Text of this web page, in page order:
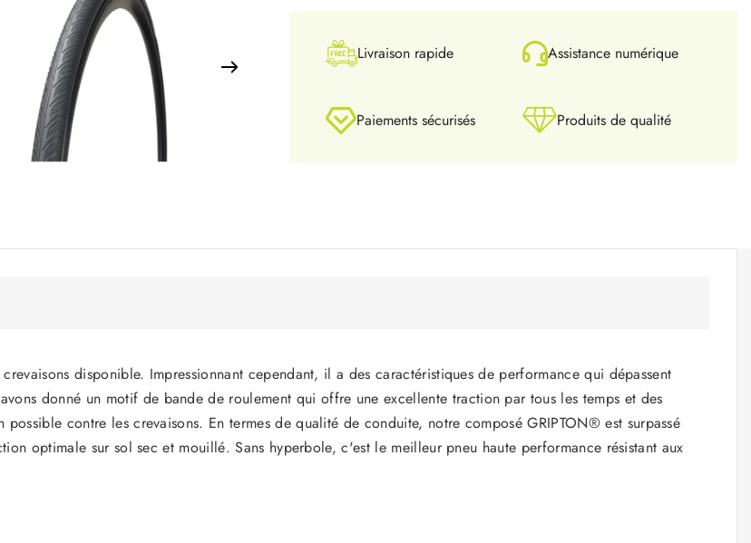
Livraison rapide Assistance numérique
Paiements sécurisés Produits de qualité
disponible. Impressionnant cependant, il a des caractéristiques de performance qui dépassent
donné un motif de bande de roulement qui offre une excellente traction par tous les temps et des
contre les crevaisons. En termes de qualité de conduite, notre composé GRIPTON® est surpassé
optimale sur sol sec et mouillé. Sans hyperbole, c'est le meilleur pneu haute performance résistant aux